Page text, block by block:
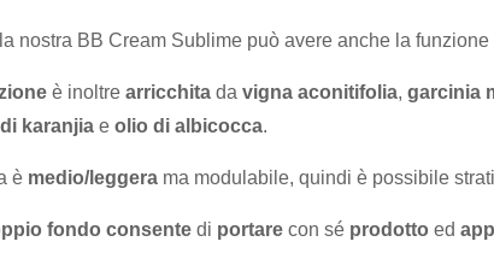
nostra BB Cream Sublime può avere anche la
è inoltre arricchitada vigna aconitifolia, garcinia
karanjiae olio di albicocca.
è medio/leggerama modulabile, quindi è possibile
fondo consentedi portarecon sé prodotto ed